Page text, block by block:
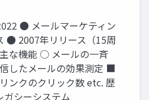
● メールマーケティン
● 2007年リリース（15周
な機能 ○ メールの一斉
したメールの効果測定 ■
ンクのクリック数 etc. 歴
ガシーシステム